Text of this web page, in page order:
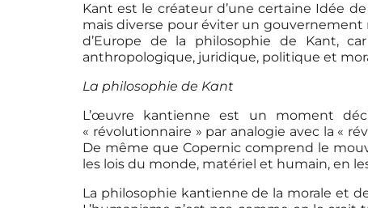
Kant est le créateur d’une certaine Idée
mais diverse pour éviter un gouvernement
d’Europe de la philosophie de Kant,
anthropologique, juridique, politique et
La philosophie de Kant
L’œuvre kantienne est un moment
« révolutionnaire » par analogie avec la «
De même que Copernic comprend le
les lois du monde, matériel et humain, en
La philosophie kantienne de la morale et